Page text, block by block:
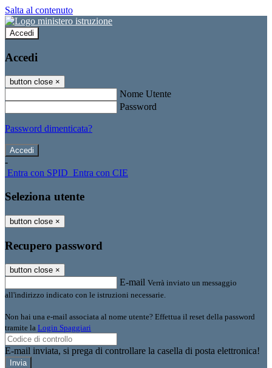
Salta al contenuto
Accedi
Accedi
button close ×
Nome Utente
Password
Password dimenticata?
-
Entra con SPID Entra con CIE
Seleziona utente
button close ×
Recupero password
button close ×
E-mail Verrà inviato un messaggio
all'indirizzo indicato con le istruzioni necessarie.
Non hai una e-mail associata al nome utente? Effettua il reset della password
tramite la Login Spaggiari
E-mail inviata, si prega di controllare la casella di posta elettronica!